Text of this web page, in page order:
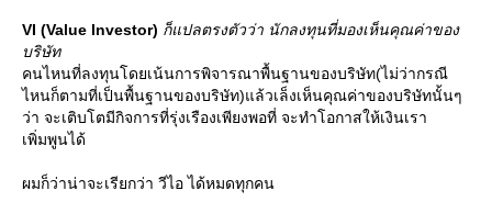
VI (Value Investor) ก็แปลตรงตัวว่า นักลงทุนที่มองเห็นคุณค่าของ
บริษัท
คนไหนที่ลงทุนโดยเน้นการพิจารณาพื้นฐานของบริษัท(ไม่ว่ากรณี
ไหนก็ตามที่เป็นพื้นฐานของบริษัท)แล้วเล็งเห็นคุณค่าของบริษัทนั้นๆ
ว่า จะเติบโตมีกิจการที่รุ่งเรืองเพียงพอที่ จะทำโอกาสให้เงินเรา
เพิ่มพูนได้
ผมก็ว่าน่าจะเรียกว่า วีไอ ได้หมดทุกคน